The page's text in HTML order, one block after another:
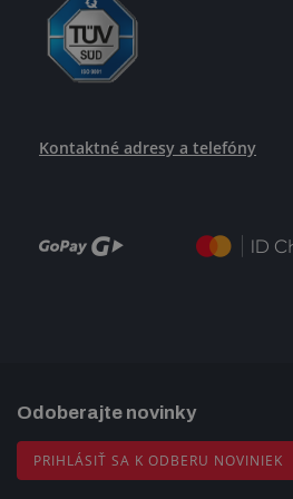
Kontaktné adresy a telefóny
Odoberajte novinky
PRIHLÁSIŤ SA K ODBERU NOVINIEK